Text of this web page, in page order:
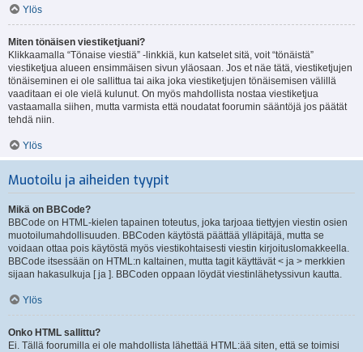
Ylös
Miten tönäisen viestiketjuani?
Klikkaamalla “Tönaise viestiä” -linkkiä, kun katselet sitä, voit “tönäistä”
viestiketjua alueen ensimmäisen sivun yläosaan. Jos et näe tätä, viestiketjujen
tönäiseminen ei ole sallittua tai aika joka viestiketjujen tönäisemisen välillä
vaaditaan ei ole vielä kulunut. On myös mahdollista nostaa viestiketjua
vastaamalla siihen, mutta varmista että noudatat foorumin sääntöjä jos päätät
tehdä niin.
Ylös
Muotoilu ja aiheiden tyypit
Mikä on BBCode?
BBCode on HTML-kielen tapainen toteutus, joka tarjoaa tiettyjen viestin osien
muotoilumahdollisuuden. BBCoden käytöstä päättää ylläpitäjä, mutta se
voidaan ottaa pois käytöstä myös viestikohtaisesti viestin kirjoituslomakkeella.
BBCode itsessään on HTML:n kaltainen, mutta tagit käyttävät < ja > merkkien
sijaan hakasulkuja [ ja ]. BBCoden oppaan löydät viestinlähetyssivun kautta.
Ylös
Onko HTML sallittu?
Ei. Tällä foorumilla ei ole mahdollista lähettää HTML:ää siten, että se toimisi